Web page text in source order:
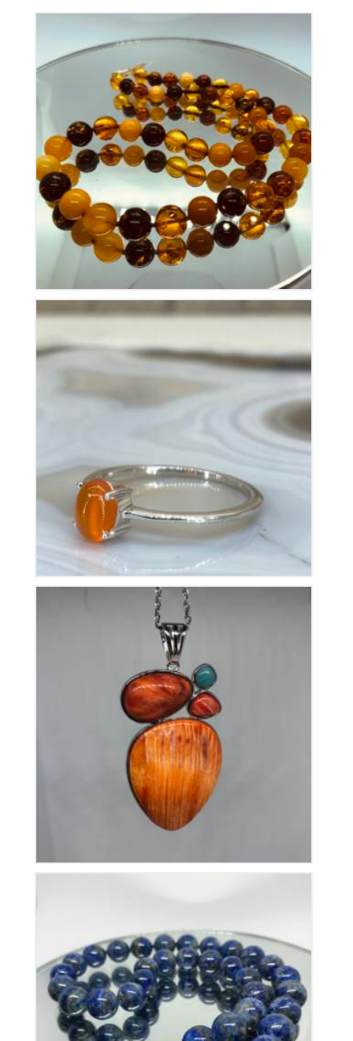
Collier en Ambre
310€
Pendentif Coquillage et Amazonite
210€
Collier Lapis Lazuli
175